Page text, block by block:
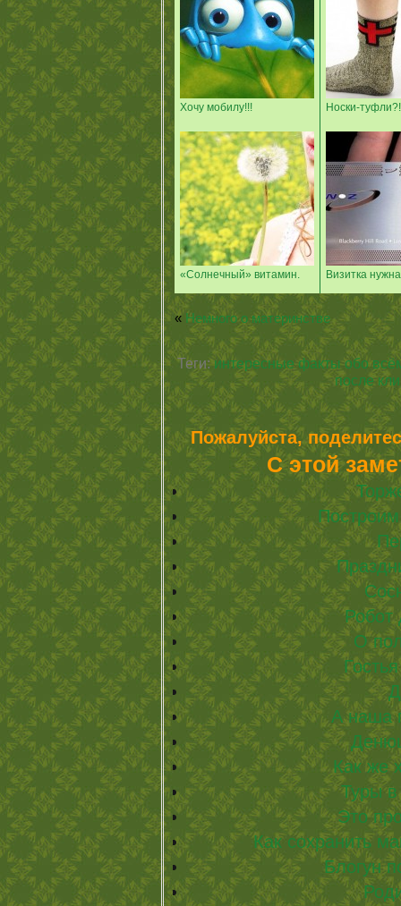
Хочу мобилу!!! Носки-туфли?!
«Солнечный» витамин. Визитка
« Немного о материнстве
Теги:интересные факты обо
после
Пожалуйста,
С этой
Робот
О
А наша
Как же
Туры в
Это
Как сохранить
Блогун